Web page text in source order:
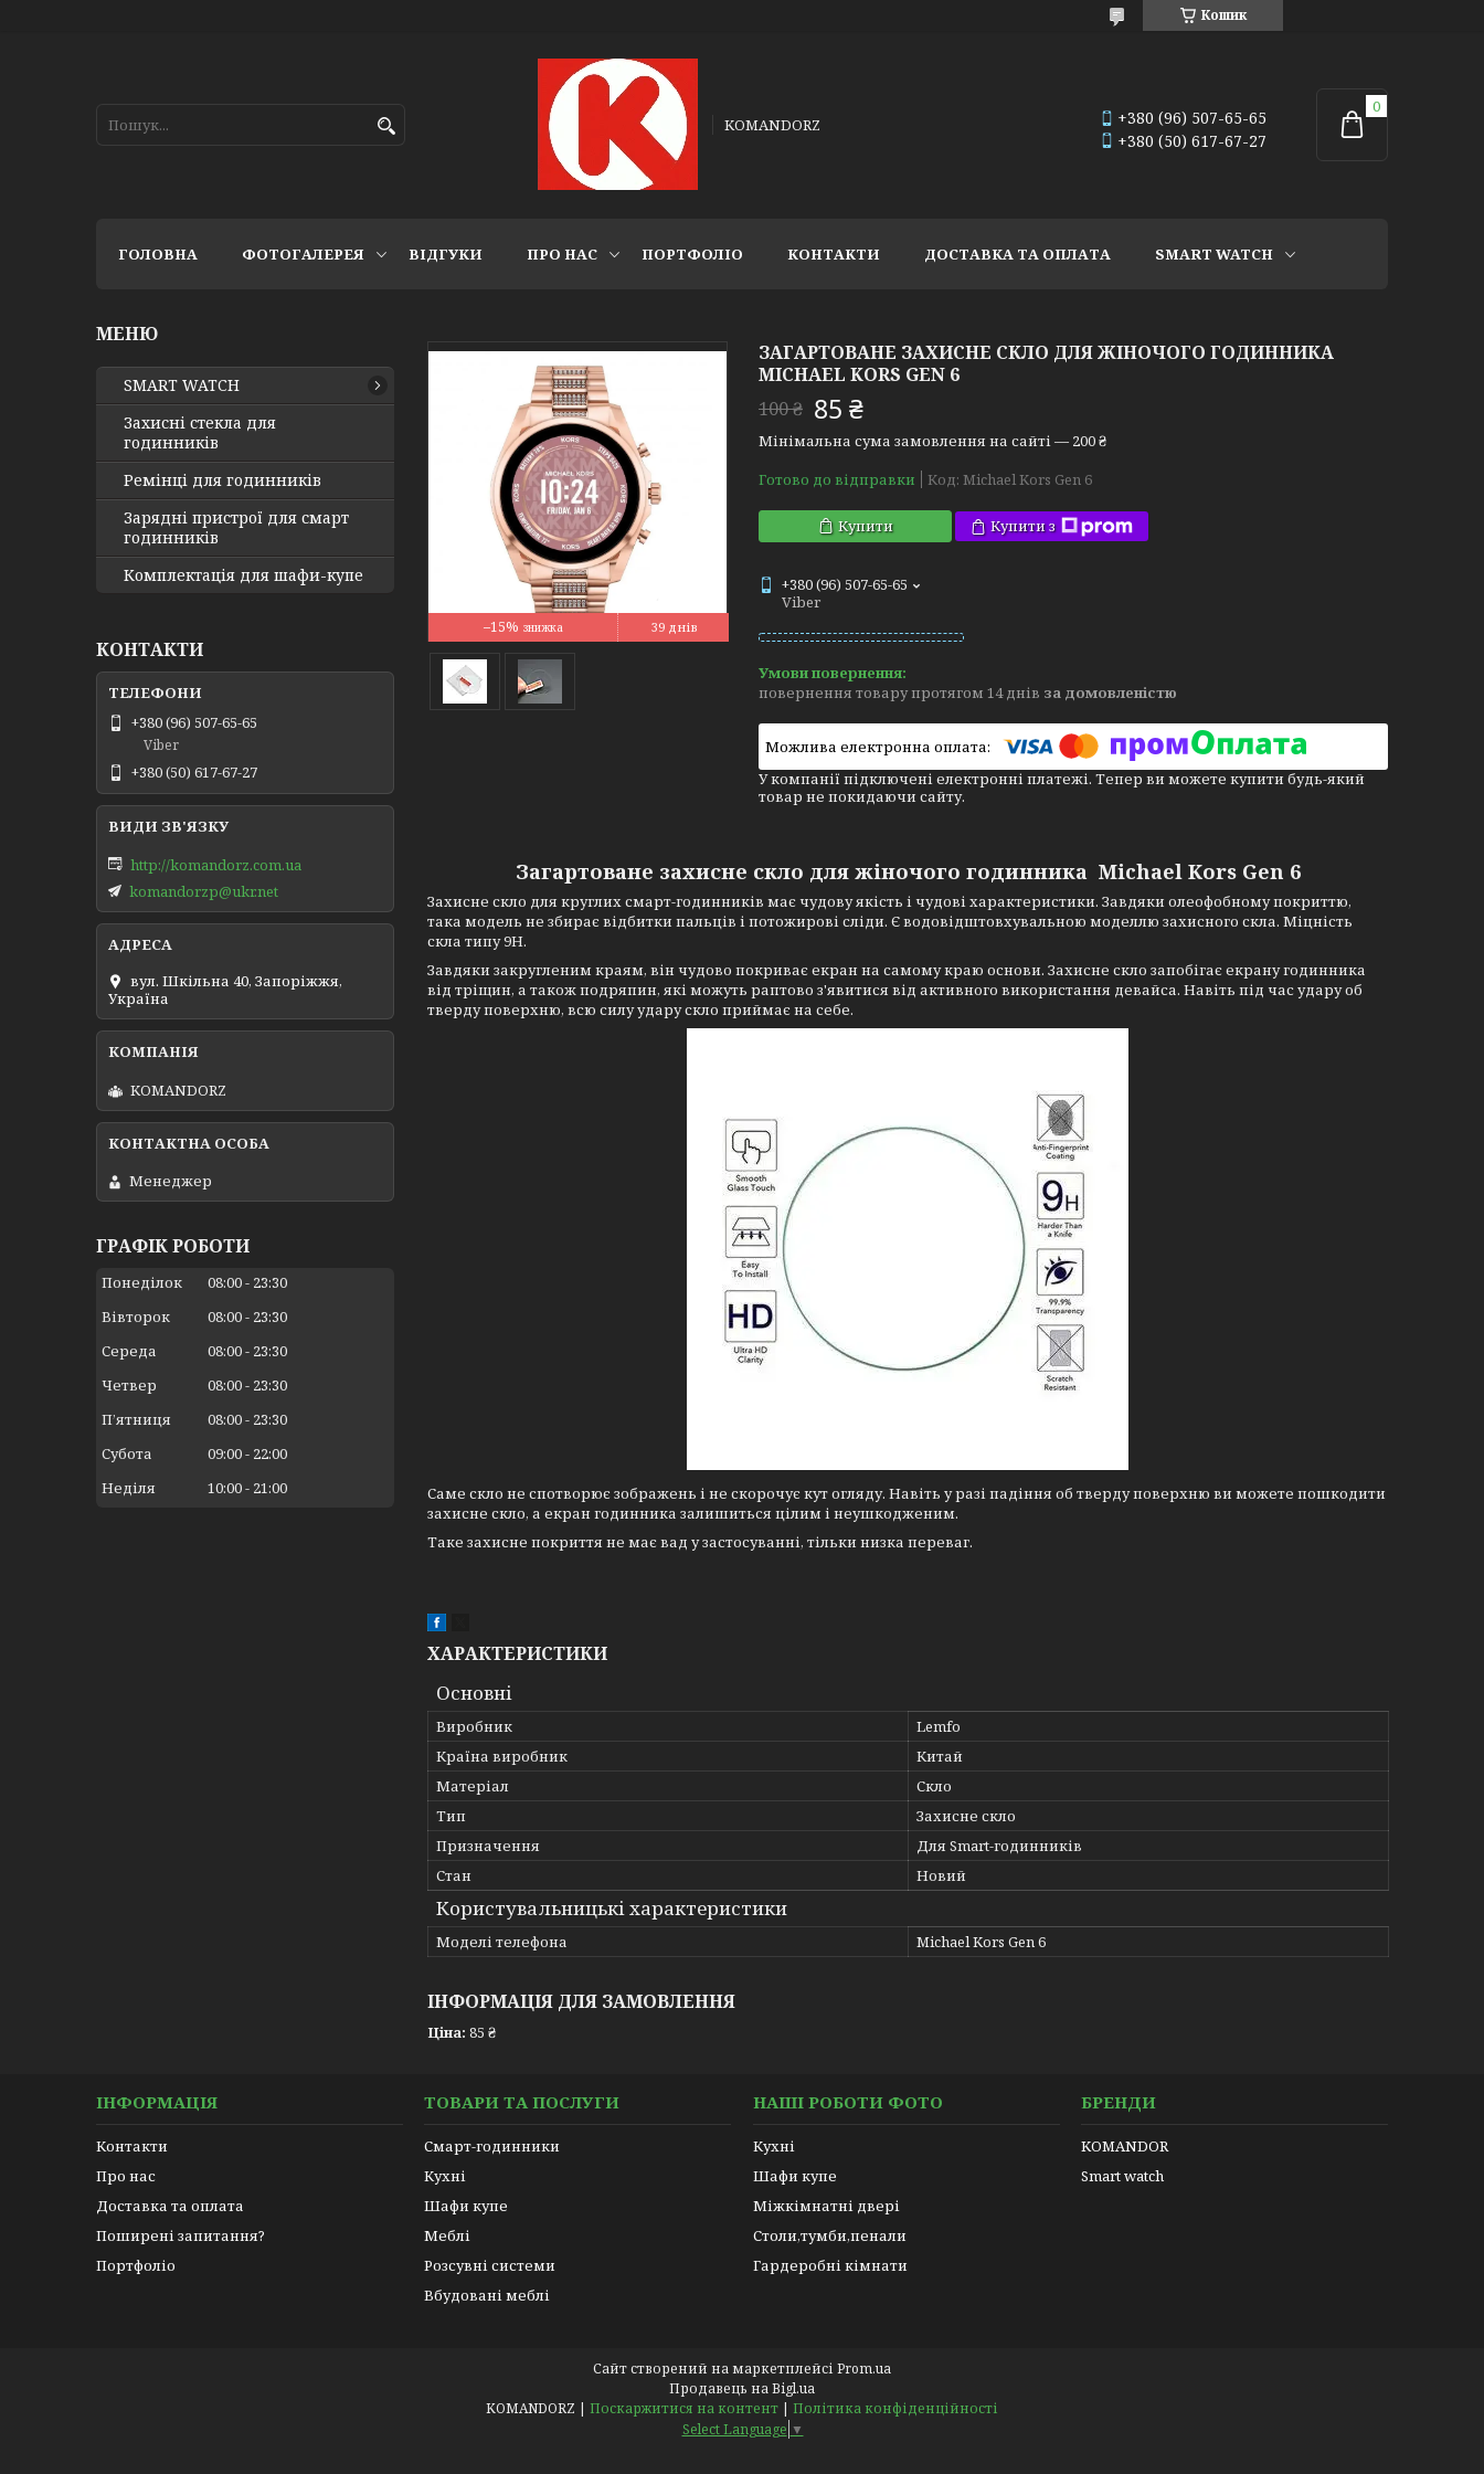
Кошик
KOMANDORZ
+380 (96) 507-65-65
+380 (50) 617-67-27
ГОЛОВНА ФОТОГАЛЕРЕЯ ВІДГУКИ ПРО НАС ПОРТФОЛІО КОНТАКТИ ДОСТАВКА ТА ОПЛАТА SMART WATCH
–15% 39 днів
ЗАГАРТОВАНЕ ЗАХИСНЕ СКЛО ДЛЯ ЖІНОЧОГО ГОДИННИКА
MICHAEL KORS GEN 6
100 ₴ 85 ₴
Мінімальна сума замовлення на сайті — 200 ₴
Готово до відправки
Код: Michael Kors Gen 6
Купити Купити з
+380 (96) 507-65-65
Viber
повернення товару протягом 14 днів за домовленістю
У компанії підключені електронні платежі. Тепер ви можете купити будь-який
товар не покидаючи сайту.
Загартоване захисне скло для жіночого годинника Michael Kors Gen 6
Захисне скло для круглих смарт-годинників має чудову якість і чудові характеристики. Завдяки олеофобному покриттю,
така модель не збирає відбитки пальців і потожирові сліди. Є водовідштовхувальною моделлю захисного скла. Міцність
скла типу 9Н.
Завдяки закругленим краям, він чудово покриває екран на самому краю основи. Захисне скло запобігає екрану годинника
від тріщин, а також подряпин, які можуть раптово з'явитися від активного використання девайса. Навіть під час удару об
тверду поверхню, всю силу удару скло приймає на себе.
Саме скло не спотворює зображень і не скорочує кут огляду. Навіть у разі падіння об тверду поверхню ви можете пошкодити
захисне скло, а екран годинника залишиться цілим і неушкодженим.
Таке захисне покриття не має вад у застосуванні, тільки низка переваг.
ХАРАКТЕРИСТИКИ
Основні
Виробник
Lemfo
Країна виробник
Китай
Матеріал
Скло
Тип
Захисне скло
Призначення
Для Smart-годинників
Стан
Новий
Користувальницькі характеристики
Моделі телефона Michael Kors Gen 6
ІНФОРМАЦІЯ ДЛЯ ЗАМОВЛЕННЯ
Ціна: 85 ₴
SMART WATCH
Захисні стекла для
годинників
Ремінці для годинників
Зарядні пристрої для смарт
годинників
Комплектація для шафи-купе
КОНТАКТИ
+380 (96) 507-65-65
Viber
+380 (50) 617-67-27
http://komandorz.com.ua
komandorzp@ukr.net
вул. Шкільна 40, Запоріжжя,
Україна
KOMANDORZ
Менеджер
ГРАФІК РОБОТИ
Понеділок 08:00
23:30
Вівторок
08:00
23:30
Середа
08:00
23:30
Четвер
08:00
23:30
Пʼятниця
08:00
23:30
Субота
09:00
22:00
Неділя
10:00 21:00
ІНФОРМАЦІЯ
Контакти
Про нас
Доставка та оплата
Поширені запитання?
Портфоліо
ТОВАРИ ТА ПОСЛУГИ
Смарт-годинники
Кухні
Шафи купе
Меблі
Розсувні системи
Вбудовані меблі
НАШІ РОБОТИ ФОТО
Кухні
Шафи купе
Міжкімнатні двері
Столи,тумби,пенали
Гардеробні кімнати
БРЕНДИ
KOMANDOR
Smart watch
Сайт створений на маркетплейсі Prom.ua
Продавець на Bigl.ua
KOMANDORZ | Поскаржитися на контент | Політика конфіденційності
Select Language ▼